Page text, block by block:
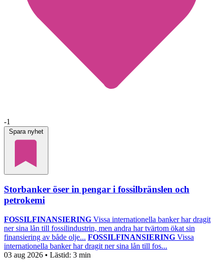
-1
Spara nyhet
Storbanker öser in pengar i fossilbränslen och
petrokemi
FOSSILFINANSIERING Vissa internationella banker har dragit
ner sina lån till fossilindustrin, men andra har tvärtom ökat sin
finansiering av både olje... FOSSILFINANSIERING Vissa
internationella banker har dragit ner sina lån till fos...
03 aug 2026 • Lästid: 3 min